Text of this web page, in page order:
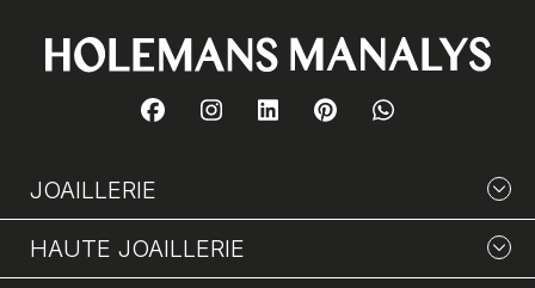
JOAILLERIE
HAUTE JOAILLERIE